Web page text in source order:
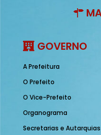
GOVERNO
A Prefeitura
O Prefeito
O Vice-Prefeito
Organograma
Secretarias e Autarquias